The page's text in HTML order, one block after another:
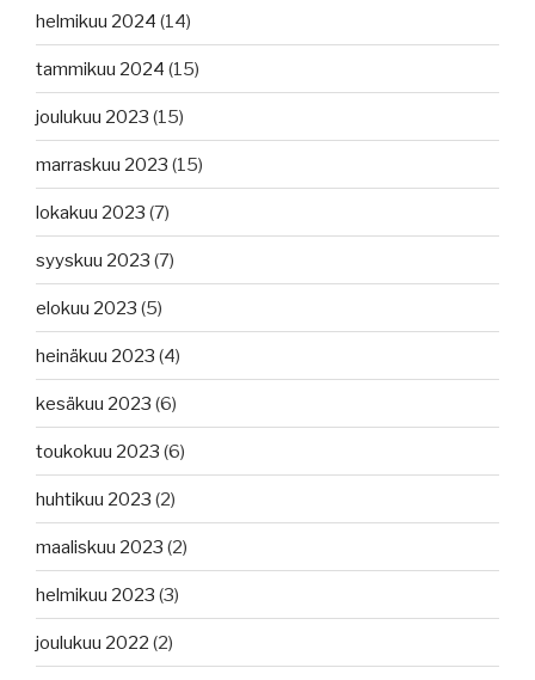
helmikuu 2024 (14)
tammikuu 2024 (15)
joulukuu 2023 (15)
marraskuu 2023 (15)
lokakuu 2023 (7)
syyskuu 2023 (7)
elokuu 2023 (5)
heinäkuu 2023 (4)
kesäkuu 2023 (6)
toukokuu 2023 (6)
huhtikuu 2023 (2)
maaliskuu 2023 (2)
helmikuu 2023 (3)
joulukuu 2022 (2)